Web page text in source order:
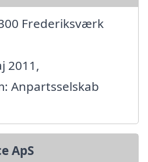
Frederiksværk
2011,
Anpartsselskab
ApS